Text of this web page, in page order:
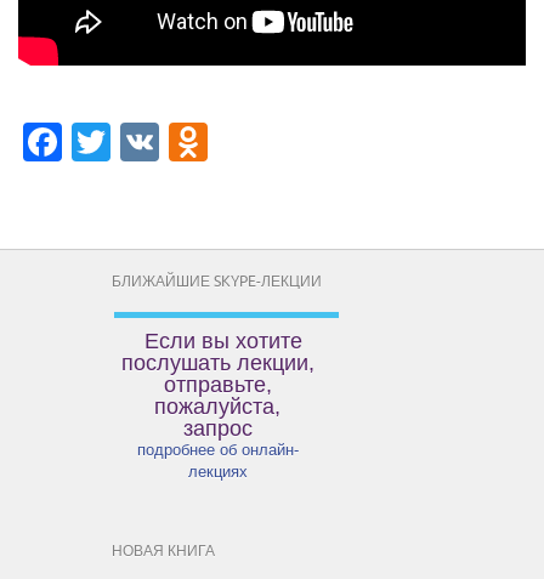
Facebook
Twitter
VK
БЛИЖАЙШИЕ SKYPE-ЛЕКЦИИ
Если вы хотите
послушать лекции,
отправьте,
пожалуйста,
запрос
подробнее об онлайн-
лекциях
НОВАЯ КНИГА